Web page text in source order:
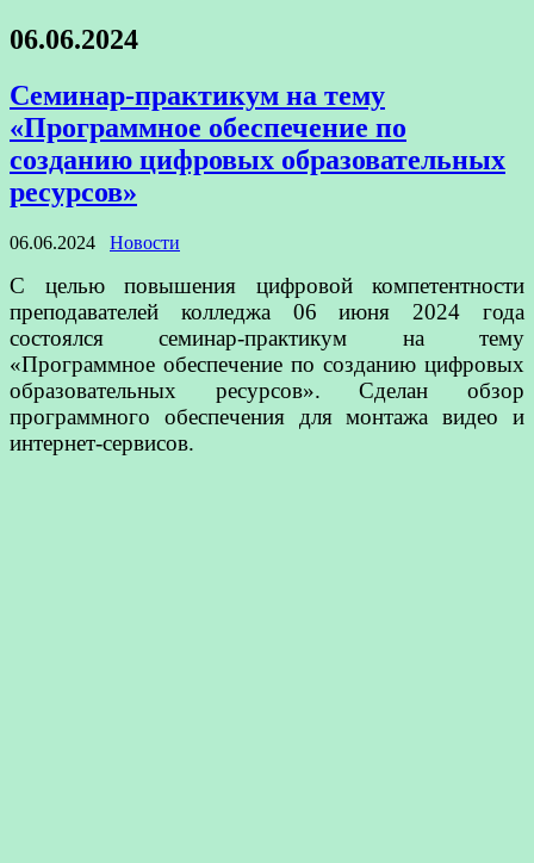
06.06.2024
Cеминар-практикум на тему
«Программное обеспечение по
созданию цифровых образовательных
ресурсов»
06.06.2024 Новости
С целью повышения цифровой компетентности
преподавателей колледжа 06 июня 2024 года
состоялся семинар-практикум на тему
«Программное обеспечение по созданию цифровых
образовательных ресурсов». Сделан обзор
программного обеспечения для монтажа видео и
интернет-сервисов.